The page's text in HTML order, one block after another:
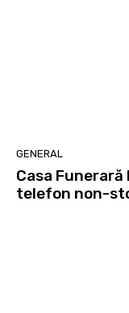
GENERAL
Casa
telefon non-